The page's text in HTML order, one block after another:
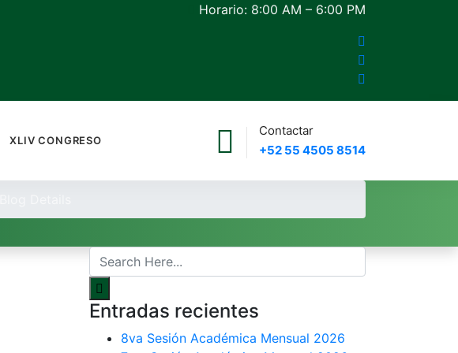
Horario: 8:00 AM – 6:00 PM
Contactar
+52 55 4505 8514
XLIV CONGRESO
Entradas recientes
8va Sesión Académica Mensual 2026